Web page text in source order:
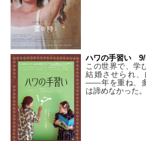
ハワの手習い 9/
この世界で、学
結婚させられ、
——年を重ね、
は諦めなかった。